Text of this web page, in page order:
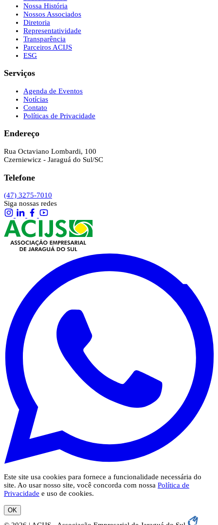
Nossa História
Nossos Associados
Diretoria
Representatividade
Transparência
Parceiros ACIJS
ESG
Serviços
Agenda de Eventos
Notícias
Contato
Políticas de Privacidade
Endereço
Rua Octaviano Lombardi, 100
Czerniewicz - Jaraguá do Sul/SC
Telefone
(47) 3275-7010
Siga nossas redes
Este site usa cookies para fornece a funcionalidade necessária do
site. Ao usar nosso site, você concorda com nossa Política de
Privacidade e uso de cookies.
OK